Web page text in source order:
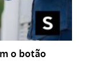
o botão